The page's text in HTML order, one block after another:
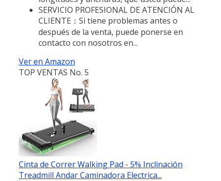
SERVICIO PROFESIONAL DE ATENCIÓN AL
CLIENTE：Si tiene problemas antes o
después de la venta, puede ponerse en
contacto con nosotros en...
Ver en Amazon
TOP VENTAS No. 5
Cinta de Correr Walking Pad - 5% Inclinación
Treadmill Andar Caminadora Electrica...